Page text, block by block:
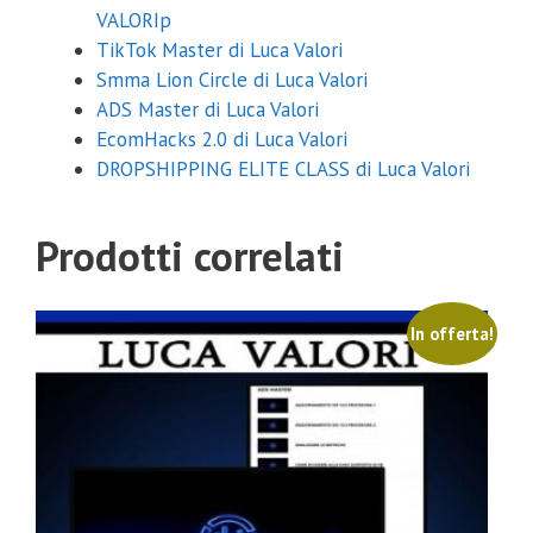
VALORIp
TikTok Master di Luca Valori
Smma Lion Circle di Luca Valori
ADS Master di Luca Valori
EcomHacks 2.0 di Luca Valori
DROPSHIPPING ELITE CLASS di Luca Valori
Prodotti correlati
In offerta!
Coupon Sconto 20%
Inserisci sotto la tua email e riceverai il coupon con uno sconto del
20% su qualsiasi corso.
Inviami il coupon